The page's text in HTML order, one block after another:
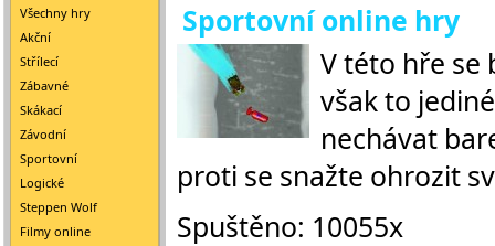
Všechny hry
Akční
Střílecí
Zábavné
Skákací
Závodní
Sportovní
Logické
Steppen Wolf
Filmy online
Sportovní online hry
V této hře se
však to
nechávat
proti se snažte ohrozit
Spuštěno: 10055x